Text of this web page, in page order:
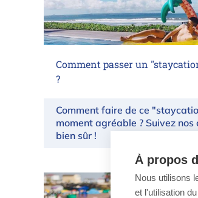
Comment passer un
?
Comment faire de ce
moment agréable ? Suivez nos
bien sûr !
À propos
Nous utilisons
et l'utilisation